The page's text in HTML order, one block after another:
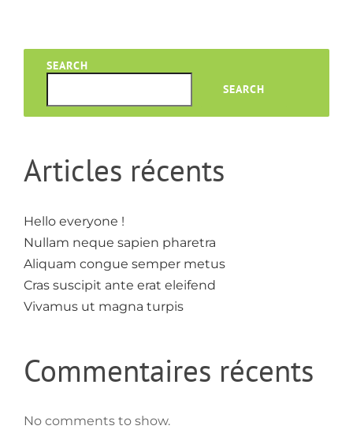
SEARCH
SEARCH
Articles récents
Hello everyone !
Nullam neque sapien pharetra
Aliquam congue semper metus
Cras suscipit ante erat eleifend
Vivamus ut magna turpis
Commentaires récents
No comments to show.